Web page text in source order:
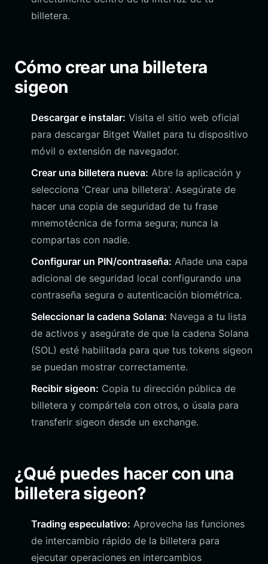
billetera.
Cómo crear una billetera
sigeon
Descargar e instalar: Visita el sitio web oficial
para descargar Bitget Wallet para tu dispositivo
móvil o extensión de navegador.
Crear una billetera nueva: Abre la aplicación y
selecciona 'Crear una billetera'. Asegúrate de
hacer una copia de seguridad de tu frase
mnemotécnica de forma segura; nunca la
compartas con nadie.
Configurar un PIN/contraseña: Añade una capa
adicional de seguridad local configurando una
contraseña segura o autenticación biométrica.
Seleccionar la cadena Solana: Navega a tu lista
de activos y asegúrate de que la cadena Solana
(SOL) esté habilitada para que tus tokens sigeon
se puedan mostrar correctamente.
Recibir sigeon: Copia tu dirección pública de
billetera y compártela con otros, o úsala para
transferir sigeon desde un exchange.
¿Qué puedes hacer con una
billetera sigeon?
Trading especulativo: Aprovecha las funciones
de intercambio rápido de la billetera para
ejecutar operaciones en intercambios